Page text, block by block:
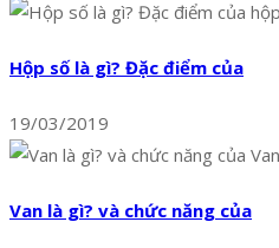
Hộp số là gì? Đặc điểm của
19/03/2019
Van là gì? và chức năng của